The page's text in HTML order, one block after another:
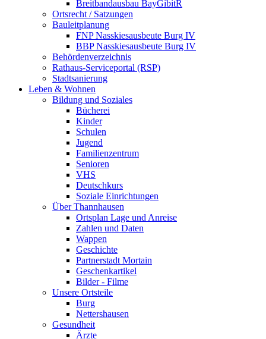
Breitbandausbau BayGibitR
Ortsrecht / Satzungen
Bauleitplanung
FNP Nasskiesausbeute Burg IV
BBP Nasskiesausbeute Burg IV
Behördenverzeichnis
Rathaus-Serviceportal (RSP)
Stadtsanierung
Leben & Wohnen
Bildung und Soziales
Bücherei
Kinder
Schulen
Jugend
Familienzentrum
Senioren
VHS
Deutschkurs
Soziale Einrichtungen
Über Thannhausen
Ortsplan Lage und Anreise
Zahlen und Daten
Wappen
Geschichte
Partnerstadt Mortain
Geschenkartikel
Bilder - Filme
Unsere Ortsteile
Burg
Nettershausen
Gesundheit
Ärzte